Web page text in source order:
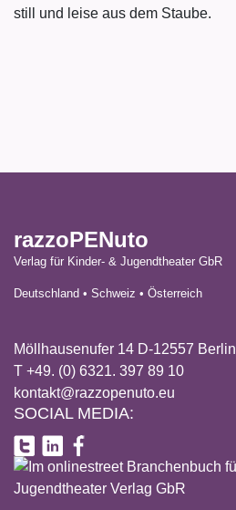
still und leise aus dem Staube.
razzoPENuto
Verlag für Kinder- & Jugendtheater GbR
Deutschland • Schweiz • Österreich
Möllhausenufer 14 D-12557 Berlin
T +49. (0) 6321. 397 89 10
kontakt@razzopenuto.eu
SOCIAL MEDIA: